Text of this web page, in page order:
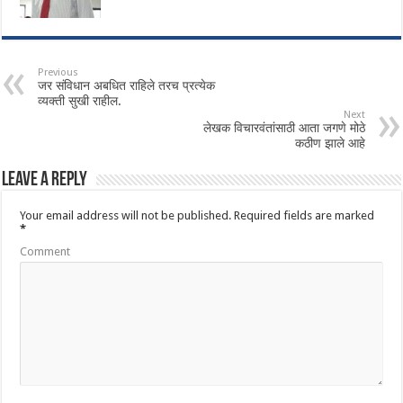
Previous
जर संविधान अबधित राहिले तरच प्रत्येक
व्यक्ती सुखी राहील.
Next
लेखक विचारवंतांसाठी आता जगणे मोठे
कठीण झाले आहे
Leave a Reply
Your email address will not be published. Required fields are marked
*
Comment